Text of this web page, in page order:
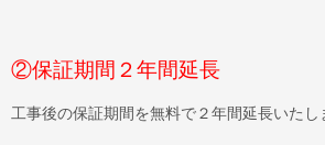
②保証期間２年間延長
工事後の保証期間を無料で２年間延長いたし